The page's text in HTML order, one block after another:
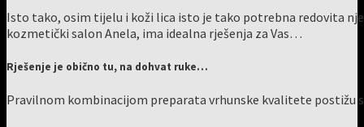
Isto tako, osim tijelu i koži lica isto je tako potrebna redovita
kozmetički salon Anela, ima idealna rješenja za Vas…
Rješenje je obično tu, na dohvat ruke…
Pravilnom kombinacijom preparata vrhunske kvalitete postižu